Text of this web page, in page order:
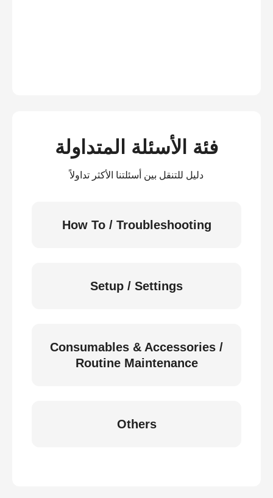
فئة الأسئلة المتداولة
دليل للتنقل بين أسئلتنا الأكثر تداولاً
How To / Troubleshooting
Setup / Settings
Consumables & Accessories /
Routine Maintenance
Others